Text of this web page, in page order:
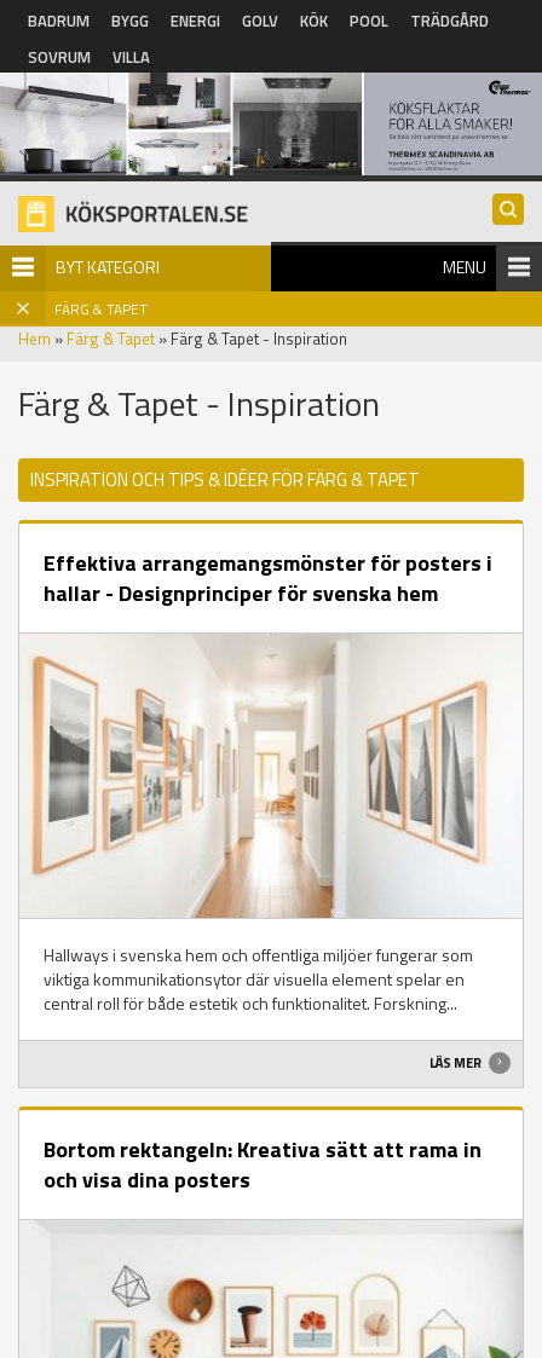
Hoppa till huvudinnehåll
BADRUM BYGG ENERGI GOLV KÖK POOL
TRÄDGÅRD
SOVRUM
VILLA
BYT KATEGORI MENU
FÄRG & TAPET
Hem » Färg & Tapet» Färg & Tapet - Inspiration
Färg & Tapet - Inspiration
INSPIRATION OCH TIPS & IDÉER FÖR FÄRG & TAPET
Effektiva arrangemangsmönster för posters i
hallar - Designprinciper för svenska hem
Hallways i svenska hem och offentliga miljöer fungerar som
viktiga kommunikationsytor där visuella element spelar en
central roll för både estetik och funktionalitet. Forskning...
LÄS MER
Bortom rektangeln: Kreativa sätt att rama in
och visa dina posters